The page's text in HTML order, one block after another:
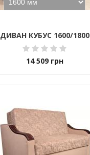
ДИВАН КУБУС 1600/1800
14 509 грн